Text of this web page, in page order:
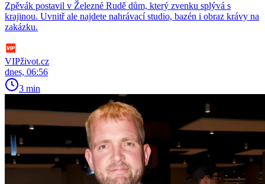
Zpěvák postavil v Železné Rudě dům, který zvenku splývá s
krajinou. Uvnitř ale najdete nahrávací studio, bazén i obraz krávy na
zakázku.
VIPživot.cz
dnes, 06:56
3 min